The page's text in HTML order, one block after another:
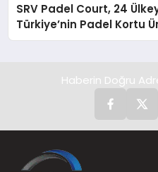
SRV Padel Court, 24
Türkiye’nin Padel Kortu
Haberin Doğru